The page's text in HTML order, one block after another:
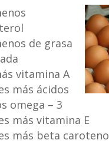
de grasa
vitamina A
más ácidos
omega – 3
más vitamina E
más beta caroteno